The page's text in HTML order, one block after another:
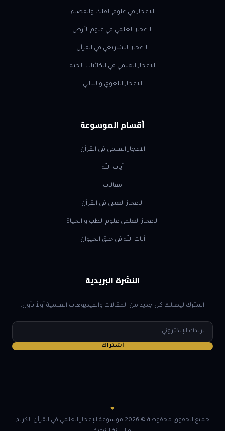
الاعجاز في علوم الفلك والفضاء
الاعجاز العلمي في علوم الأرض
الاعجاز التشريعي في القرآن
الاعجاز العلمي في الكائنات الحية
الاعجاز اللغوي والبياني
أقسام الموسوعة
الاعجاز العلمي في القرآن
آيات الله
مقالات
الاعجاز الغيبي في القرآن
الاعجاز العلمي علوم الطب و الحياة
آيات الله في خلق الحيوان
النشرة البريدية
اشترك ليصلك كل جديد من المقالات والفيديوهات العلمية أولاً بأول.
البريد
الإلكتروني
اشتراك
♥
جميع الحقوق محفوظة © 2026 موسوعة الإعجاز العلمي في القرآن الكريم